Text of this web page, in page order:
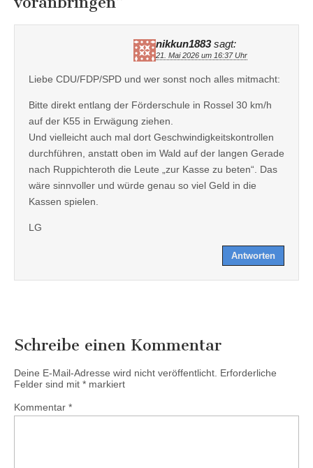
nikkun1883 sagt:
21. Mai 2026 um 16:37 Uhr
Liebe CDU/FDP/SPD und wer sonst noch alles mitmacht:
Bitte direkt entlang der Förderschule in Rossel 30 km/h
auf der K55 in Erwägung ziehen.
Und vielleicht auch mal dort Geschwindigkeitskontrollen
durchführen, anstatt oben im Wald auf der langen Gerade
nach Ruppichteroth die Leute „zur Kasse zu beten“. Das
wäre sinnvoller und würde genau so viel Geld in die
Kassen spielen.
LG
Antworten
Schreibe einen Kommentar
Deine E-Mail-Adresse wird nicht veröffentlicht. Erforderliche
Felder sind mit * markiert
Kommentar *